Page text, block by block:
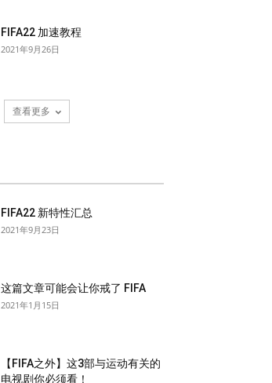
FIFA22 加速教程
2021年9月26日
查看更多
FIFA22 新特性汇总
2021年9月23日
这篇文章可能会让你戒了 FIFA
2021年1月15日
【FIFA之外】这3部与运动有关的
电视剧你必须看！